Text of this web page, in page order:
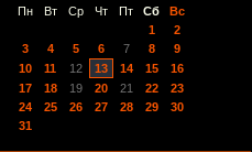
Пн
Вт Ср Чт Пт Сб
Вс
1
2
3
4 5 6 7 8
9
10
11 12 13 14 15
16
17
18 19 20 21 22
23
24
25 26 27 28 29
30
31